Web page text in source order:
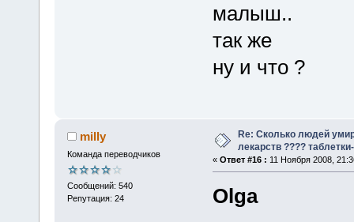
малыш..
так же
ну и что ?
milly
Команда переводчиков
Сообщений: 540
Репутация: 24
Re: Сколько людей
лекарств ????
« Ответ #16 : 11 Ноября 2008,
Olga